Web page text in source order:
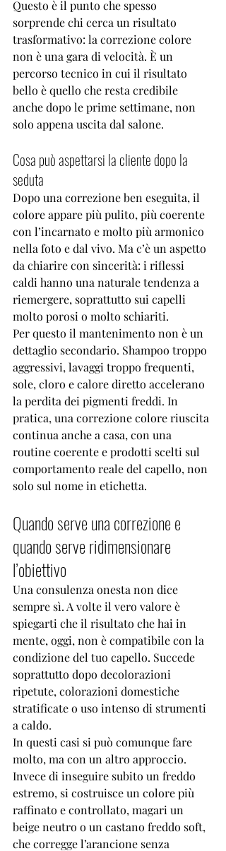
Questo è il punto che spesso
sorprende chi cerca un risultato
trasformativo: la correzione colore
non è una gara di velocità. È un
percorso tecnico in cui il risultato
bello è quello che resta credibile
anche dopo le prime settimane, non
solo appena uscita dal salone.
Cosa può aspettarsi la cliente dopo la
seduta
Dopo una correzione ben eseguita, il
colore appare più pulito, più coerente
con l’incarnato e molto più armonico
nella foto e dal vivo. Ma c’è un aspetto
da chiarire con sincerità: i riflessi
caldi hanno una naturale tendenza a
riemergere, soprattutto sui capelli
molto porosi o molto schiariti.
Per questo il mantenimento non è un
dettaglio secondario. Shampoo troppo
aggressivi, lavaggi troppo frequenti,
sole, cloro e calore diretto accelerano
la perdita dei pigmenti freddi. In
pratica, una correzione colore riuscita
continua anche a casa, con una
routine coerente e prodotti scelti sul
comportamento reale del capello, non
solo sul nome in etichetta.
Quando serve una correzione e
quando serve ridimensionare
l’obiettivo
Una consulenza onesta non dice
sempre sì. A volte il vero valore è
spiegarti che il risultato che hai in
mente, oggi, non è compatibile con la
condizione del tuo capello. Succede
soprattutto dopo decolorazioni
ripetute, colorazioni domestiche
stratificate o uso intenso di strumenti
a caldo.
In questi casi si può comunque fare
molto, ma con un altro approccio.
Invece di inseguire subito un freddo
estremo, si costruisce un colore più
raffinato e controllato, magari un
beige neutro o un castano freddo soft,
che corregge l’arancione senza